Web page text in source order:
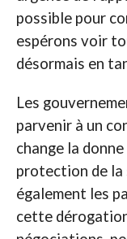
possible pour
espérons voir
désormais en
Les
parvenir à un
change la
protection de la
également les
cette